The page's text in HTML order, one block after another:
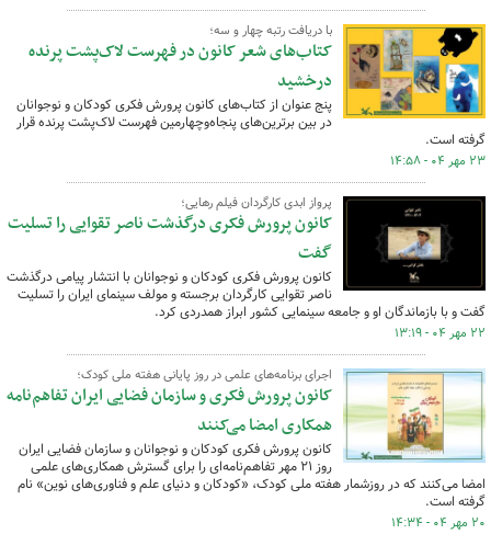
با دریافت رتبه چهار و سه؛
کتاب‌های شعر کانون در فهرست لاک‌پشت پرنده
درخشید
پنج عنوان از کتاب‌های کانون پرورش فکری کودکان و نوجوانان
در بین برترین‌های پنجاه‌وچهارمین فهرست لاک‌پشت پرنده قرار
گرفته است.
۲۳ مهر ۰۴ - ۱۴:۵۸
پرواز ابدی کارگردان فیلم رهایی؛
کانون پرورش فکری درگذشت ناصر تقوایی را تسلیت
گفت
کانون پرورش فکری کودکان و نوجوانان با انتشار پیامی درگذشت
ناصر تقوایی کارگردان برجسته و مولف سینمای ایران را تسلیت
گفت و با بازماندگان او و جامعه سینمایی کشور ابراز همدردی کرد.
۲۲ مهر ۰۴ - ۱۳:۱۹
اجرای برنامه‌های علمی در روز پایانی هفته ملی کودک؛
کانون پرورش فکری و سازمان فضایی ایران تفاهم‌نامه
همکاری امضا می‌کنند
کانون پرورش فکری کودکان و نوجوانان و سازمان فضایی ایران
روز ۲۱ مهر تفاهم‌نامه‌ای را برای گسترش همکاری‌های علمی
امضا می‌کنند که در روزشمار هفته ملی کودک، «کودکان و دنیای علم و فناوری‌های نوین» نام
گرفته است.
۲۰ مهر ۰۴ - ۱۴:۳۴